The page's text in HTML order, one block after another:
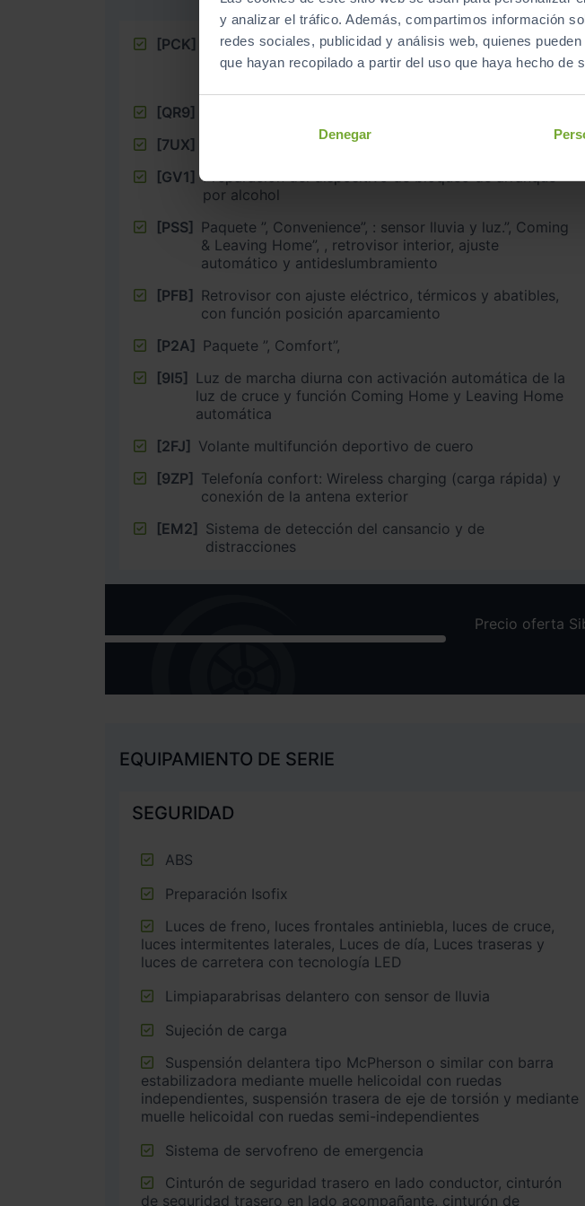
y analizar el tráfico. Además, compartimos información
redes sociales, publicidad y análisis web, quienes
que hayan recopilado a partir del uso que haya hecho de
Denegar
[PCK]
Paquete ”, Vision Plus”, : cámara de marcha atrás +
PLA (asistente de aparcamiento incluye sensores
[QR9]
[7UX]
Preparación para sistema de navegación (Baseline)
[GV1] Preparación del dispositivo de bloqueo de arranque
por alcohol
[PSS] Paquete ”, Convenience”, : sensor lluvia y luz.”, Coming
& Leaving Home”, , retrovisor interior, ajuste
automático y antideslumbramiento
[PFB] Retrovisor con ajuste eléctrico, térmicos y abatibles,
con función posición aparcamiento
[P2A] Paquete ”, Comfort”,
[9I5] Luz de marcha diurna con activación automática de la
luz de cruce y función Coming Home y Leaving Home
automática
[2FJ] Volante multifunción deportivo de cuero
[9ZP] Telefonía confort: Wireless charging (carga rápida) y
conexión de la antena exterior
[EM2] Sistema de detección del cansancio y de
distracciones
Precio oferta
EQUIPAMIENTO DE SERIE
SEGURIDAD
ABS
Preparación Isofix
luces intermitentes laterales, Luces de día, Luces traseras y
luces de carretera con tecnología LED
Limpiaparabrisas delantero con sensor de lluvia
Sujeción de carga
estabilizadora mediante muelle helicoidal con ruedas
independientes, suspensión trasera de eje de torsión y mediante
muelle helicoidal con ruedas semi-independientes
Sistema de servofreno de emergencia
de seguridad trasero en lado acompañante, cinturón de